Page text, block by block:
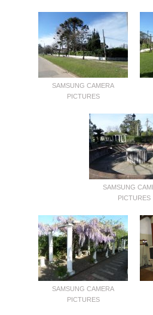
SAMSUNG CAMERA
PICTURES
SAMSUNG
PICTURES
SAMSUNG CAMERA
PICTURES